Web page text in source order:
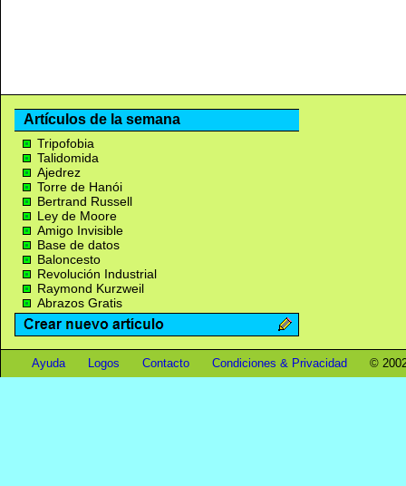
Artículos de la semana
Tripofobia
Talidomida
Ajedrez
Torre de Hanói
Bertrand Russell
Ley de Moore
Amigo Invisible
Base de datos
Baloncesto
Revolución Industrial
Raymond Kurzweil
Abrazos Gratis
Ayuda Logos Contacto Condiciones & Privacidad ©